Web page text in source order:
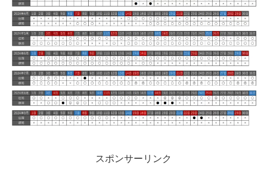
スポンサーリンク